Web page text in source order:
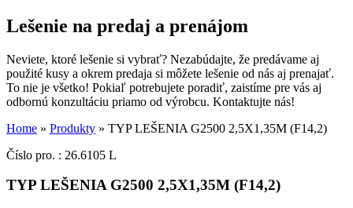
Lešenie na predaj a prenájom
Neviete, ktoré lešenie si vybrať? Nezabúdajte, že predávame aj
použité kusy a okrem predaja si môžete lešenie od nás aj prenajať.
To nie je všetko! Pokiaľ potrebujete poradiť, zaistíme pre vás aj
odbornú konzultáciu priamo od výrobcu. Kontaktujte nás!
Home » Produkty » TYP LEŠENIA G2500 2,5X1,35M (F14,2)
Číslo pro. : 26.6105 L
TYP LEŠENIA G2500 2,5X1,35M (F14,2)